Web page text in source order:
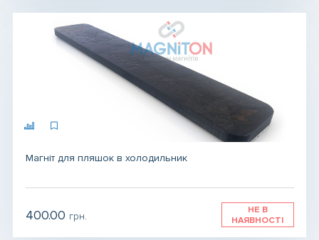
Магніт для пляшок в холодильник
400.00 грн.
НЕ В
НАЯВНОСТІ